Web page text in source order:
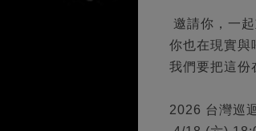
邀請你，一起
你也在現實與
我們要把這份
2026 台灣巡